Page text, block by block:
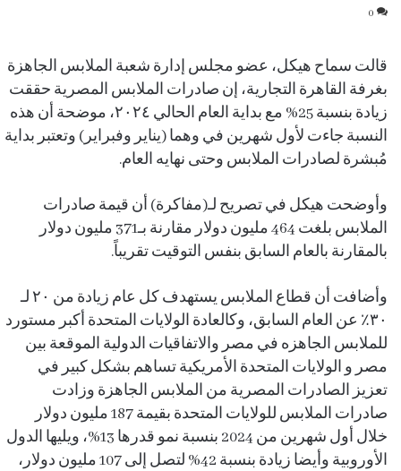
0
قالت سماح هيكل، عضو مجلس إدارة شعبة الملابس الجاهزة
بغرفة القاهرة التجارية، إن صادرات الملابس المصرية حققت
زيادة بنسبة 25% مع بداية العام الحالي ٢٠٢٤، موضحة أن هذه
النسبة جاءت لأول شهرين في وهما (يناير وفبراير) وتعتبر بداية
مُبشرة لصادرات الملابس وحتى نهايه العام.
وأوضحت هيكل في تصريح لـ(مفاكرة) أن قيمة صادرات
الملابس بلغت 464 مليون دولار مقارنة بـ371 مليون دولار
بالمقارنة بالعام السابق بنفس التوقيت تقريباً.
وأضافت أن قطاع الملابس يستهدف كل عام زيادة من ٢٠ لـ
٣٠٪؜ عن العام السابق، وكالعادة الولايات المتحدة أكبر مستورد
للملابس الجاهزه في مصر والاتفاقيات الدولية الموقعة بين
مصر و الولايات المتحدة الأمريكية تساهم بشكل كبير في
تعزيز الصادرات المصرية من الملابس الجاهزة وزادت
صادرات الملابس للولايات المتحدة بقيمة 187 مليون دولار
خلال أول شهرين من 2024 بنسبة نمو قدرها 13%، ويليها الدول
الأوروبية وأيضا زيادة بنسبة 42% لتصل إلى 107 مليون دولار،